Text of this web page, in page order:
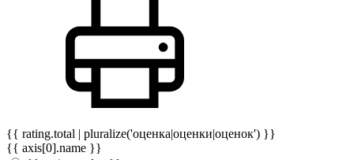
{{ rating.total | pluralize('оценка|оценки|оценок') }}
{{ axis[0].name }}